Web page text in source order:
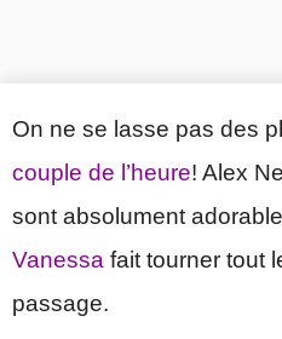
On ne se lasse pas des
couple de l’heure! Alex
sont absolument
Vanessa fait tourner tout
passage.